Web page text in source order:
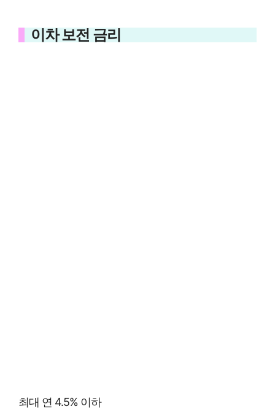
이차 보전 금리
최대 연 4.5% 이하